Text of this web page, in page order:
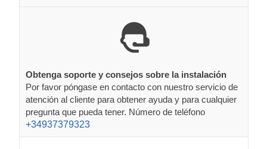
Obtenga soporte y consejos sobre la instalación
Por favor póngase en contacto con nuestro servicio de
atención al cliente para obtener ayuda y para cualquier
pregunta que pueda tener. Número de teléfono
+34937379323